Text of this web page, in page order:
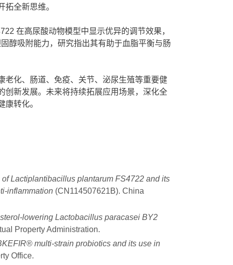
全新思维。
在高尿酸动物模型中显示优异的调节效果，
醇吸附能力，研究指出其有助于血脂平衡与肠
老化、肠道、免疫、关节、泌尿生殖等重要健
创新发展。未来将持续拓展应用场景，深化全
转化。
of Lactiplantibacillus plantarum FS4722 and its
inflammation (CN114507621B). China
lowering Lactobacillus paracasei BY2
Property Administration.
multi-strain probiotics and its use in
Office.